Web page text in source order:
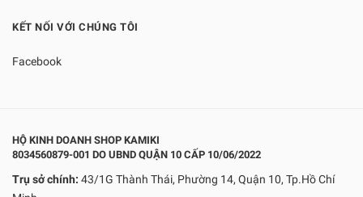
KẾT NỐI VỚI CHÚNG TÔI
Facebook
HỘ KINH DOANH SHOP KAMIKI
8034560879-001 DO UBND QUẬN 10 CẤP 10/06/2022
Trụ sở chính: 43/1G Thành Thái, Phường 14, Quận 10, Tp.Hồ Chí